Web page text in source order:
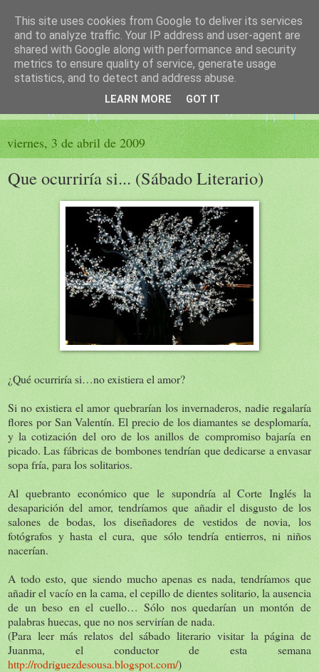
El sueño de las palabras
PÁGINA LITERARIA DE FELISA MORENO
viernes, 3 de abril de 2009
Que ocurriría si... (Sábado Literario)
¿Qué ocurriría si…no existiera el amor?
Si no existiera el amor quebrarían los invernaderos, nadie regalaría
flores por San Valentín. El precio de los diamantes se desplomaría,
y la cotización del oro de los anillos de compromiso bajaría en
picado. Las fábricas de bombones tendrían que dedicarse a envasar
sopa fría, para los solitarios.
Al quebranto económico que le supondría al Corte Inglés la
desaparición del amor, tendríamos que añadir el disgusto de los
salones de bodas, los diseñadores de vestidos de novia, los
fotógrafos y hasta el cura, que sólo tendría entierros, ni niños
nacerían.
A todo esto, que siendo mucho apenas es nada, tendríamos que
añadir el vacío en la cama, el cepillo de dientes solitario, la ausencia
de un beso en el cuello… Sólo nos quedarían un montón de
palabras huecas, que no nos servirían de nada.
(Para leer más relatos del sábado literario visitar la página de
Juanma, el conductor de esta semana
http://rodriguezdesousa.blogspot.com/)
This site uses cookies from Google to deliver its services
and to analyze traffic. Your IP address and user-agent are
shared with Google along with performance and security
metrics to ensure quality of service, generate usage
statistics, and to detect and address abuse.
LEARN MORE GOT IT